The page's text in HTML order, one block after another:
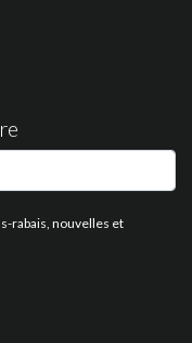
rabais, nouvelles et